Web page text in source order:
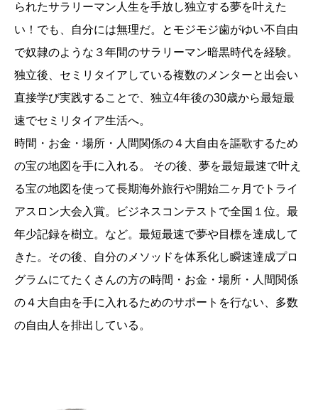
られたサラリーマン人生を手放し独立する夢を叶えた
い！でも、自分には無理だ。とモジモジ歯がゆい不自由
で奴隷のような３年間のサラリーマン暗黒時代を経験。
独立後、セミリタイアしている複数のメンターと出会い
直接学び実践することで、独立4年後の30歳から最短最
速でセミリタイア生活へ。
時間・お金・場所・人間関係の４大自由を謳歌するため
の宝の地図を手に入れる。 その後、夢を最短最速で叶え
る宝の地図を使って長期海外旅行や開始二ヶ月でトライ
アスロン大会入賞。ビジネスコンテストで全国１位。最
年少記録を樹立。など。最短最速で夢や目標を達成して
きた。その後、自分のメソッドを体系化し瞬速達成プロ
グラムにてたくさんの方の時間・お金・場所・人間関係
の４大自由を手に入れるためのサポートを行ない、多数
の自由人を排出している。